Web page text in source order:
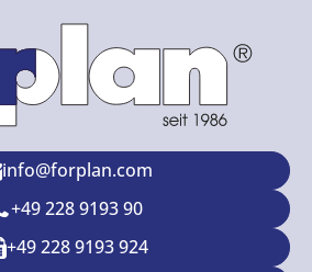
info@forplan.com
+49 228 9193 90
+49 228 9193 924